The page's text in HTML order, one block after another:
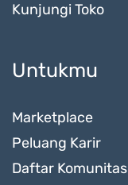
Kunjungi Toko
Untukmu
Marketplace
Peluang Karir
Daftar Komunitas